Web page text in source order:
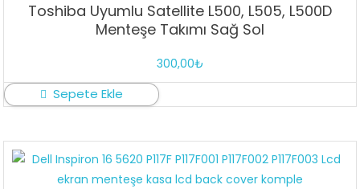
Toshiba Uyumlu Satellite L500, L505, L500D
Menteşe Takımı Sağ Sol
300,00₺
Sepete Ekle